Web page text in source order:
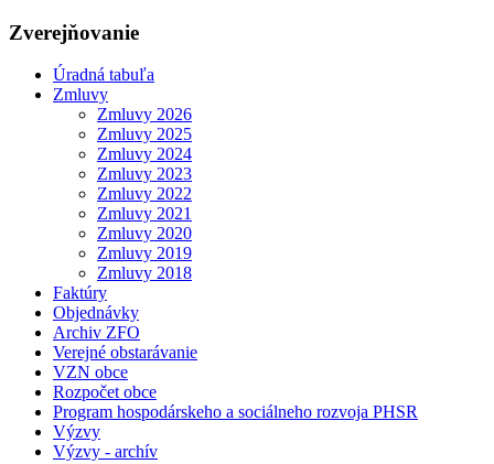
Zverejňovanie
Úradná tabuľa
Zmluvy
Zmluvy 2026
Zmluvy 2025
Zmluvy 2024
Zmluvy 2023
Zmluvy 2022
Zmluvy 2021
Zmluvy 2020
Zmluvy 2019
Zmluvy 2018
Faktúry
Objednávky
Archiv ZFO
Verejné obstarávanie
VZN obce
Rozpočet obce
Program hospodárskeho a sociálneho rozvoja PHSR
Výzvy
Výzvy - archív